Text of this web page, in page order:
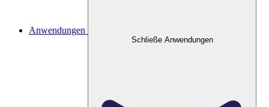
Anwendungen
Schließe Anwendungen